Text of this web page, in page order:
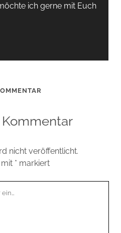
ich gerne mit Euch
nicht veröffentlicht.
* markiert